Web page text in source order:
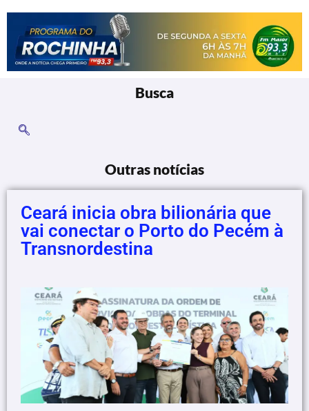
Busca
Outras notícias
Ceará inicia obra bilionária que
vai conectar o Porto do Pecém à
Transnordestina